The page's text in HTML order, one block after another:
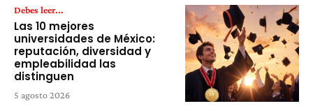
Debes leer...
Las 10 mejores
universidades de México:
reputación, diversidad y
empleabilidad las
distinguen
5 agosto 2026